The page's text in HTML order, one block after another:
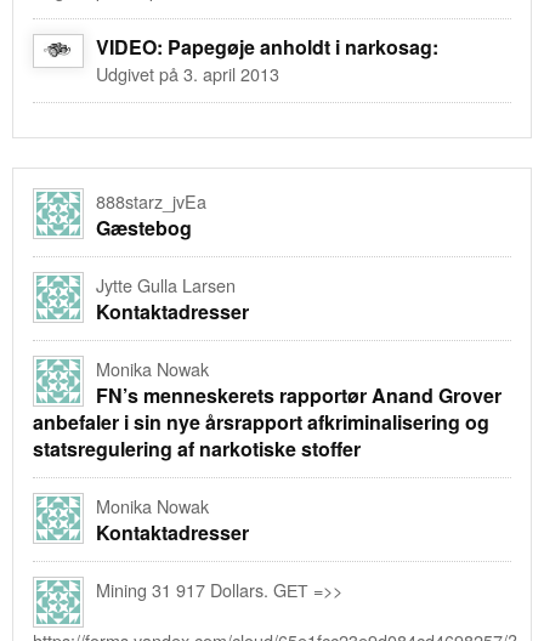
VIDEO: Papegøje anholdt i narkosag:
Udgivet på 3. april 2013
888starz_jvEa
Gæstebog
Jytte Gulla Larsen
Kontaktadresser
Monika Nowak
FN’s menneskerets rapportør Anand Grover
anbefaler i sin nye årsrapport afkriminalisering og
statsregulering af narkotiske stoffer
Monika Nowak
Kontaktadresser
Mining 31 917 Dollars. GЕТ =>>